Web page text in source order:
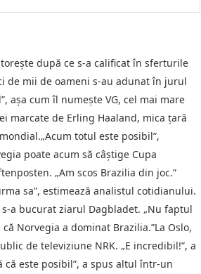
după ce s-a calificat în sferturile
de mii de oameni s-au adunat în jurul
aşa cum îl numeşte VG, cel mai mare
marcate de Erling Haaland, mica ţară
totul este posibil”,
poate acum să câştige Cupa
„Am scos Brazilia din joc.”
sa”, estimează analistul cotidianului.
s-a bucurat ziarul Dagbladet. „Nu faptul
Norvegia a dominat Brazilia.”La Oslo,
de televiziune NRK. „E incredibil!”, a
este posibil”, a spus altul într-un